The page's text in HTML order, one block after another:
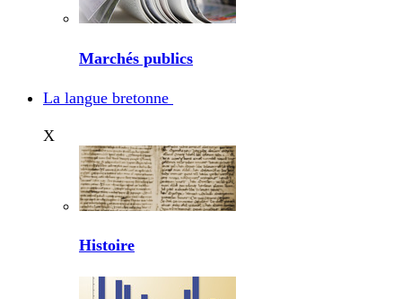
Marchés publics
La langue bretonne
X
Histoire